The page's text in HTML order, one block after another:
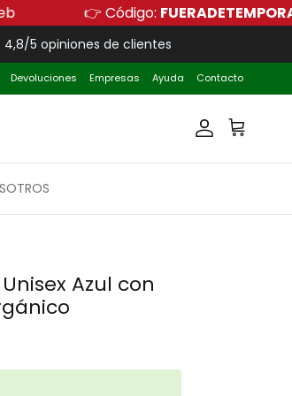
en toda la web 👉 Código:
4,8/5 opiniones de clientes
Devoluciones Empresas Ayuda Contacto
Cuenta Carrito
Azul con